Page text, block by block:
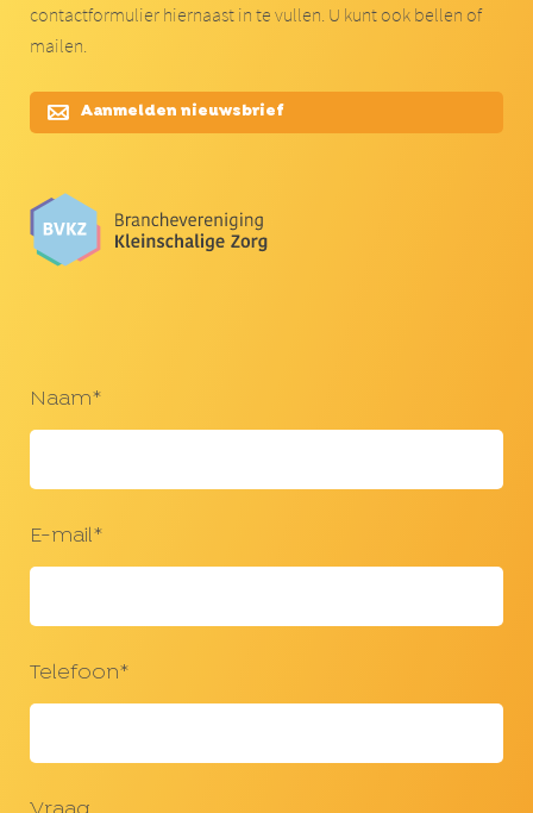
contactformulier hiernaast in te vullen. U kunt ook bellen of
mailen.
Aanmelden nieuwsbrief
Naam*
E-mail*
Telefoon*